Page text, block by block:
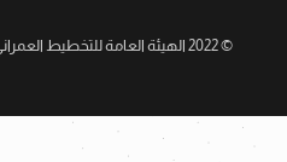
© 2022 الهيئة العامة للتخطيط العمراني - جميع الحقوق محفوظة